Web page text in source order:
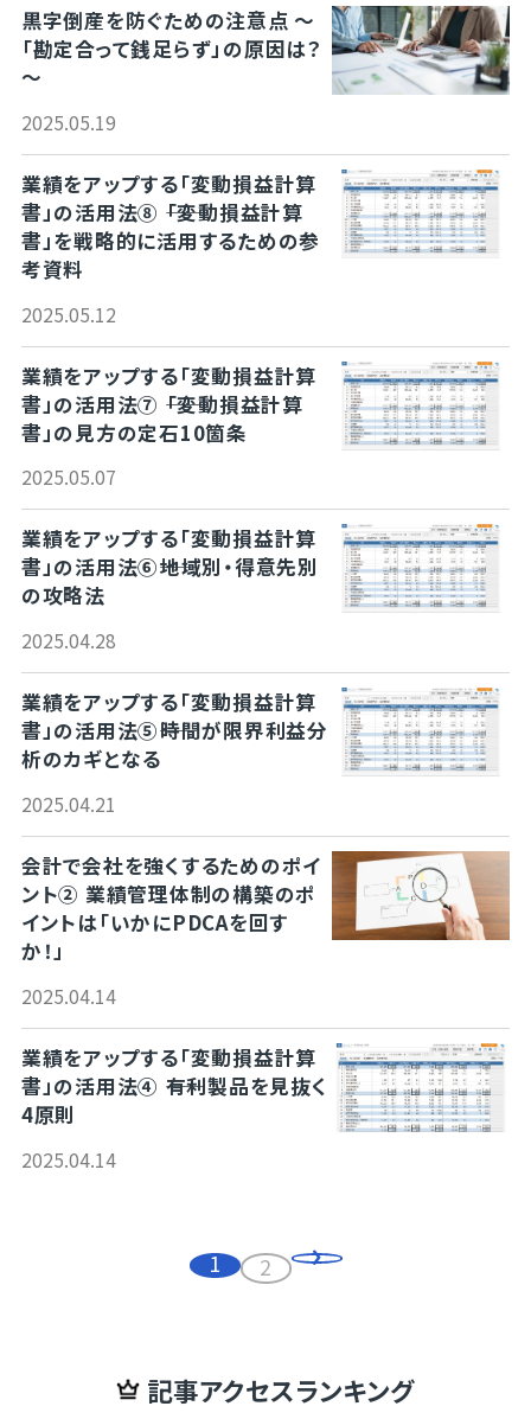
黒字倒産を防ぐための注意点 ～
「勘定合って銭足らず」の原因は？
～
2025.05.19
業績をアップする「変動損益計算
書」の活用法⑧ ――「変動損益計算
書」を戦略的に活用するための参
考資料
2025.05.12
業績をアップする「変動損益計算
書」の活用法⑦ ――「変動損益計算
書」の見方の定石10箇条
2025.05.07
業績をアップする「変動損益計算
書」の活用法⑥――地域別・得意先別
の攻略法
2025.04.28
業績をアップする「変動損益計算
書」の活用法⑤――時間が限界利益分
析のカギとなる
2025.04.21
会計で会社を強くするためのポイ
ント② 業績管理体制の構築のポ
イントは「いかにPDCAを回す
か！」
2025.04.14
業績をアップする「変動損益計算
書」の活用法④ ――有利製品を見抜く
4原則
2025.04.14
1 2
記事アクセスランキング